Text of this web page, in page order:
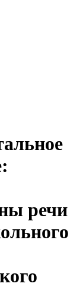
речи